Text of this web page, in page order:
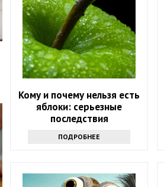
Кому и почему нельзя есть
яблоки: серьезные
последствия
ПОДРОБНЕЕ